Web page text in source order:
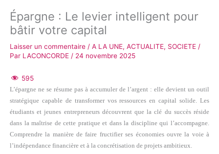
Épargne : Le levier intelligent pour
bâtir votre capital
Laisser un commentaire / A LA UNE, ACTUALITE, SOCIETE /
Par LACONCORDE / 24 novembre 2025
595
L’épargne ne se résume pas à accumuler de l’argent : elle devient un outil
stratégique capable de transformer vos ressources en capital solide. Les
étudiants et jeunes entrepreneurs découvrent que la clé du succès réside
dans la maîtrise de cette pratique et dans la discipline qui l’accompagne.
Comprendre la manière de faire fructifier ses économies ouvre la voie à
l’indépendance financière et à la concrétisation de projets ambitieux.